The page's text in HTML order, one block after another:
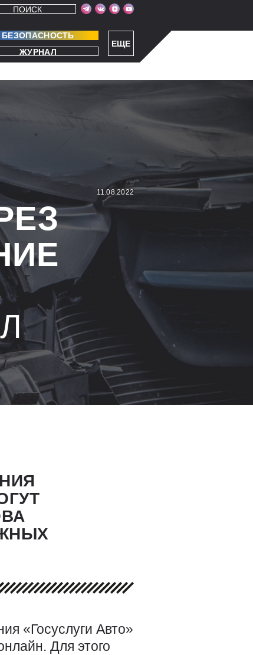
ЕЩЕ
ПОИСК
БЕЗОПАСНОСТЬ
ЖУРНАЛ
11.08.2022
«Госуслуги Авто»
Для этого